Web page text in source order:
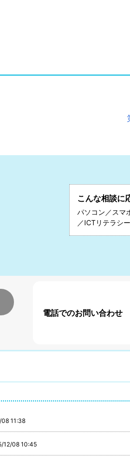
こんな相談に
パソコン／スマ
／ICTリテラシ
電話でのお問い合わせ
11:38
12/08 10:45